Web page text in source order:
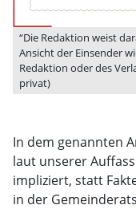
“Die Redaktion weist
Ansicht der Einsender
Redaktion oder des
privat)
In dem genannten
laut unserer
impliziert, statt
in der